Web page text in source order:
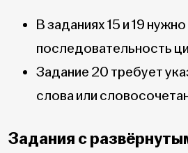
В заданиях 15 и 19
последовательность
Задание 20 требует
слова или
Задания с